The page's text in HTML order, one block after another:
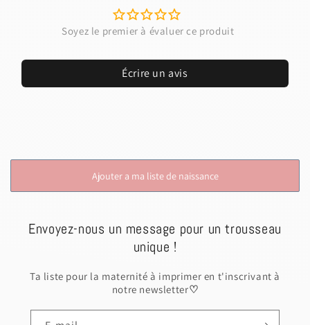
Écrire un avis
Ajouter a ma liste de naissance
Envoyez-nous un message pour un trousseau
unique !
Ta liste pour la maternité à imprimer en t'inscrivant à
notre newsletter♡